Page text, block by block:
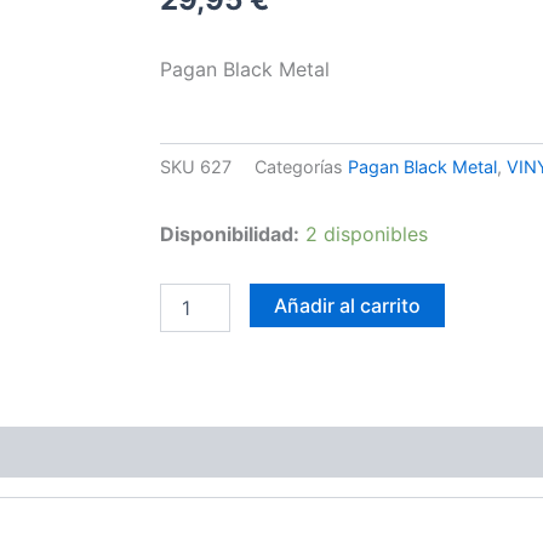
Pagan Black Metal
SKU 627 Categorías Pagan Black Metal,
Disponibilidad: 2 disponibles
Graveland
years
Añadir al carrito